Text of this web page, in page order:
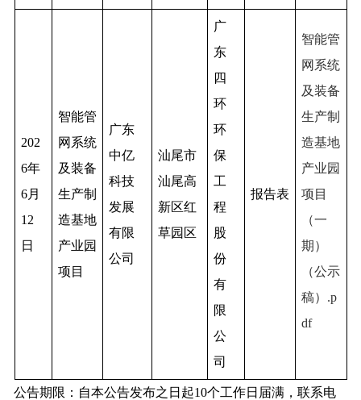
202
6年
6月
12
日
智能管
网系统
及装备
生产制
造基地
产业园
项目
广东
中亿
科技
发展
有限
公司
汕尾市
汕尾高
新区红
草园区
广
东
四
环
环
保
工
程
股
份
有
限
公
司
报告表
智能管
网系统
及装备
生产制
造基地
产业园
项目
（一
期）
（公示
稿）.p
df
公告期限：自本公告发布之日起10个工作日届满，联系电